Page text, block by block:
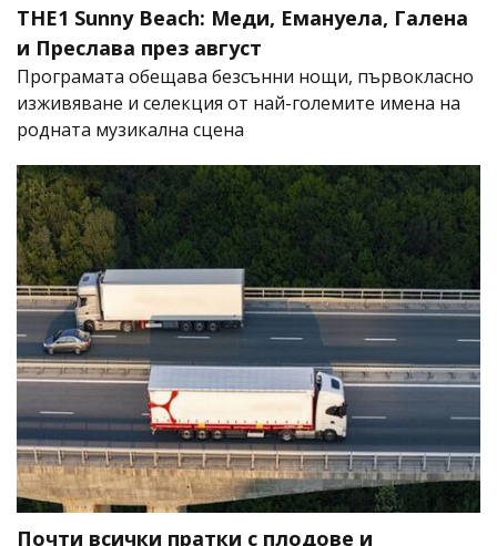
THE1 Sunny Beach: Меди, Емануела, Галена
и Преслава през август
Програмата обещава безсънни нощи, първокласно
изживяване и селекция от най-големите имена на
родната музикална сцена
Почти всички пратки с плодове и